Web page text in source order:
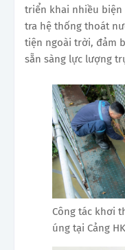
triển khai nhiều
tra hệ thống thoát
tiện ngoài trời, đảm
sẵn sàng lực lượng
Công tác khơi
úng tại Cảng